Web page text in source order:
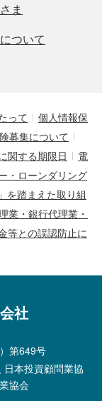
ま
ついて
って
個人情報保
募集について
関する期限日
電
・ローンダリング
を踏まえた取り組
業・銀行代理業・
等との誤認防止に
社
第649号
本投資顧問業協
協会